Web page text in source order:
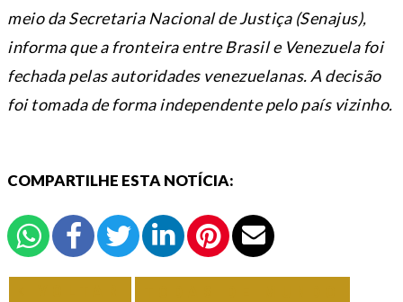
meio da Secretaria Nacional de Justiça (Senajus),
informa que a fronteira entre Brasil e Venezuela foi
fechada pelas autoridades venezuelanas. A decisão
foi tomada de forma independente pelo país vizinho.
COMPARTILHE ESTA NOTÍCIA: